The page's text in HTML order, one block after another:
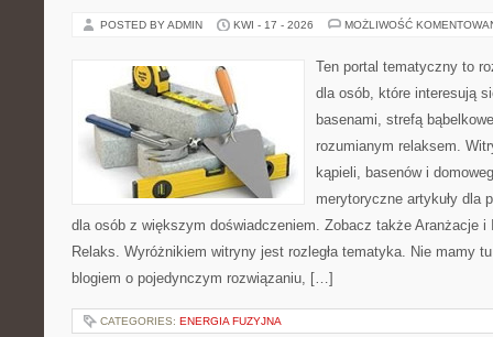
POSTED BY ADMIN KWI - 17 - 2026 MOŻLIWOŚĆ
Ten portal tematyczny to
dla osób, które interesują
basenami, strefą
rozumianym relaksem.
kąpieli, basenów i
merytoryczne artykuły dla
dla osób z większym doświadczeniem. Zobacz także Aranżacje
Relaks. Wyróżnikiem witryny jest rozległa tematyka. Nie mamy
blogiem o pojedynczym rozwiązaniu, […]
CATEGORIES: ENERGIA FUZYJNA